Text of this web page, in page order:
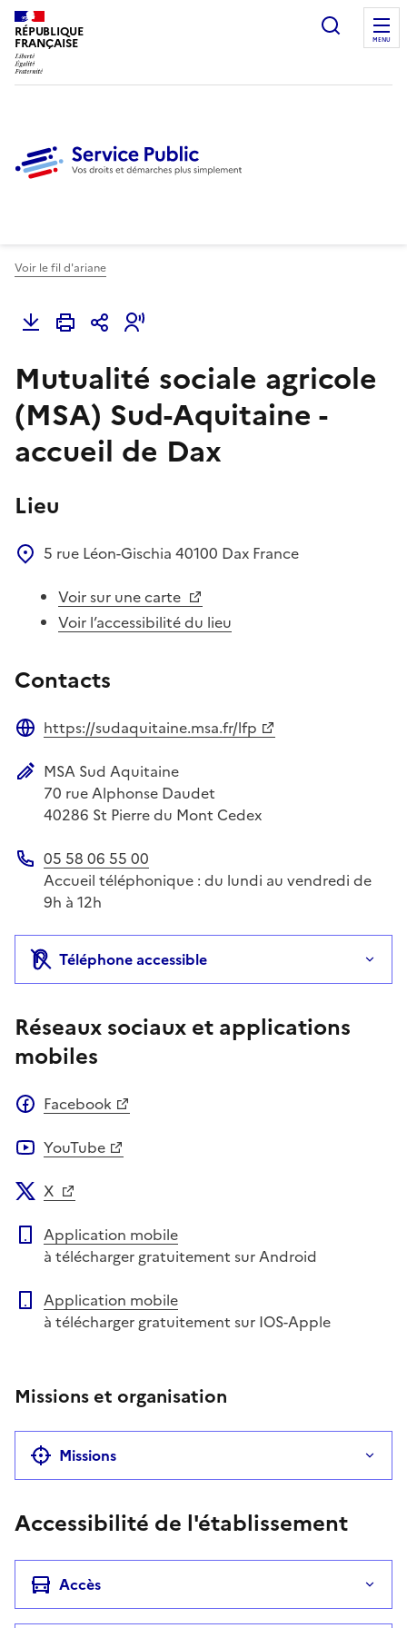
RÉPUBLIQUE
FRANÇAISE
Ouvrir
MENU
Voir le fil d'ariane
Mutualité sociale agricole
(MSA) Sud-Aquitaine -
accueil de Dax
Lieu
5 rue Léon-Gischia 40100 Dax France
Voir sur une carte
Voir l’accessibilité du lieu
Contacts
https://sudaquitaine.msa.fr/lfp
Adresse postale
MSA Sud Aquitaine
70 rue Alphonse Daudet
40286 St Pierre du Mont Cedex
Téléphone
05 58 06 55 00
Accueil téléphonique : du lundi au vendredi de
9h à 12h
Téléphone accessible
Réseaux sociaux et applications
mobiles
Facebook
YouTube
X
Application mobile
à télécharger gratuitement sur Android
Application mobile
à télécharger gratuitement sur IOS-Apple
Missions et organisation
Missions
Accessibilité de l'établissement
Accès